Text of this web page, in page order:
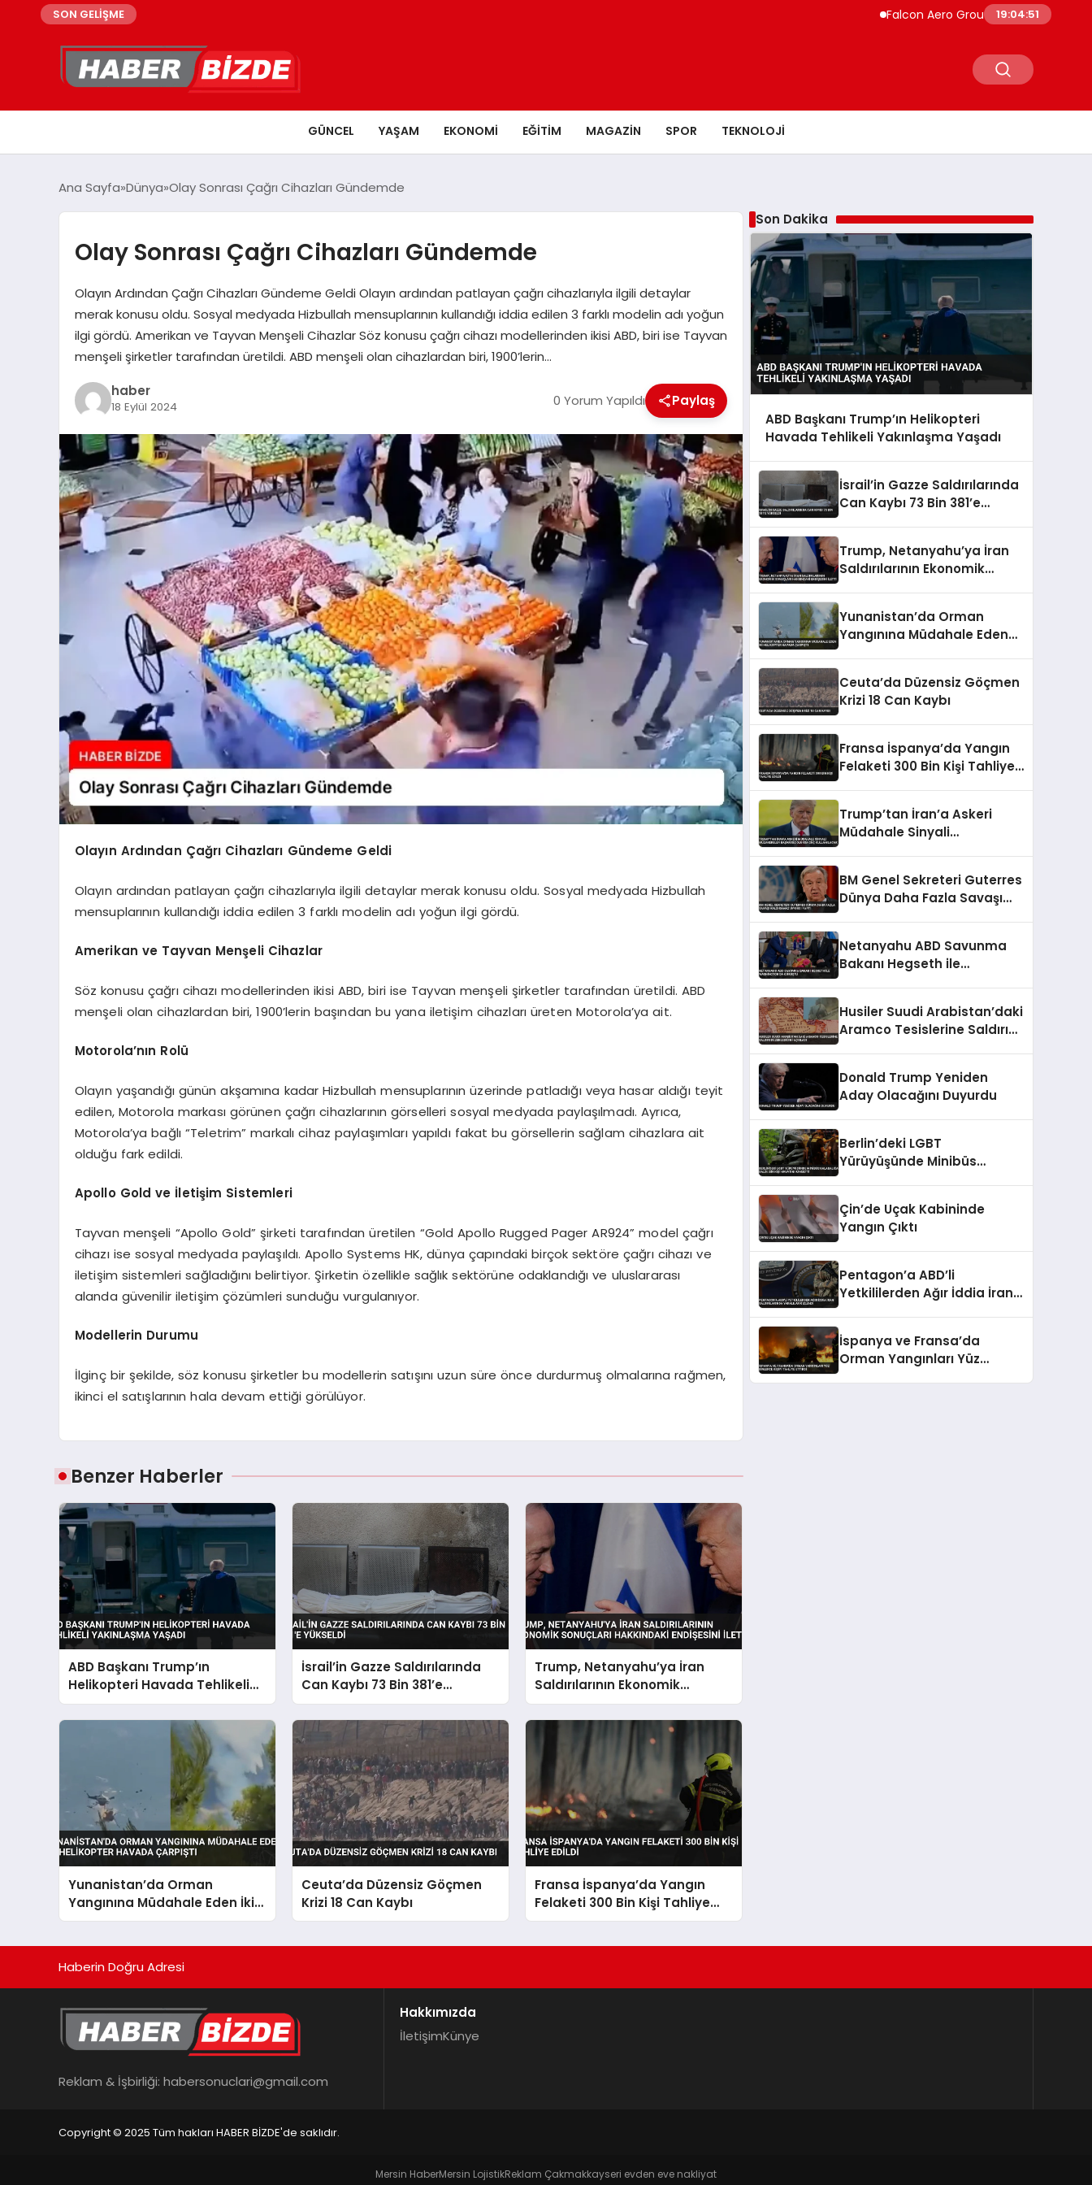
SON GELİŞME Falcon Aero Group, Küresel Havacılık
19:04:52
GÜNCEL YAŞAM EKONOMI EĞITIM MAGAZIN SPOR TEKNOLOJI
Ana Sayfa Dünya Olay Sonrası Çağrı Cihazları Gündemde
Olay Sonrası Çağrı Cihazları Gündemde
Olayın Ardından Çağrı Cihazları Gündeme Geldi Olayın ardından patlayan çağrı cihazlarıyla ilgili detaylar
merak konusu oldu. Sosyal medyada Hizbullah mensuplarının kullandığı iddia edilen 3 farklı modelin adı yoğun
ilgi gördü. Amerikan ve Tayvan Menşeli Cihazlar Söz konusu çağrı cihazı modellerinden ikisi ABD, biri ise Tayvan
menşeli şirketler tarafından üretildi. ABD menşeli olan cihazlardan biri, 1900’lerin…
haber
18 Eylül 2024 0 Yorum Yapıldı Paylaş
Olayın Ardından Çağrı Cihazları Gündeme Geldi
Olayın ardından patlayan çağrı cihazlarıyla ilgili detaylar merak konusu oldu. Sosyal medyada Hizbullah
mensuplarının kullandığı iddia edilen 3 farklı modelin adı yoğun ilgi gördü.
Amerikan ve Tayvan Menşeli Cihazlar
Söz konusu çağrı cihazı modellerinden ikisi ABD, biri ise Tayvan menşeli şirketler tarafından üretildi. ABD
menşeli olan cihazlardan biri, 1900’lerin başından bu yana iletişim cihazları üreten Motorola’ya ait.
Motorola’nın Rolü
Olayın yaşandığı günün akşamına kadar Hizbullah mensuplarının üzerinde patladığı veya hasar aldığı teyit
edilen, Motorola markası görünen çağrı cihazlarının görselleri sosyal medyada paylaşılmadı. Ayrıca,
Motorola’ya bağlı “Teletrim” markalı cihaz paylaşımları yapıldı fakat bu görsellerin sağlam cihazlara ait
olduğu fark edildi.
Apollo Gold ve İletişim Sistemleri
Tayvan menşeli “Apollo Gold” şirketi tarafından üretilen “Gold Apollo Rugged Pager AR924” model çağrı
cihazı ise sosyal medyada paylaşıldı. Apollo Systems HK, dünya çapındaki birçok sektöre çağrı cihazı ve
iletişim sistemleri sağladığını belirtiyor. Şirketin özellikle sağlık sektörüne odaklandığı ve uluslararası
alanda güvenilir iletişim çözümleri sunduğu vurgulanıyor.
Modellerin Durumu
İlginç bir şekilde, söz konusu şirketler bu modellerin satışını uzun süre önce durdurmuş olmalarına rağmen,
ikinci el satışlarının hala devam ettiği görülüyor.
Benzer Haberler
ABD Başkanı Trump’ın
Helikopteri Havada Tehlikeli
Yakınlaşma Yaşadı
İsrail’in Gazze Saldırılarında
Can Kaybı 73 Bin 381’e
Yükseldi
Trump, Netanyahu’ya İran
Saldırılarının Ekonomik
Sonuçları Hakkındaki
Endişesini İletti
Yunanistan’da Orman
Yangınına Müdahale Eden İki
Helikopter Havada Çarpıştı
Ceuta’da Düzensiz Göçmen
Krizi 18 Can Kaybı
Fransa İspanya’da Yangın
Felaketi 300 Bin Kişi Tahliye
Edildi
Son Dakika
ABD Başkanı Trump’ın Helikopteri
Havada Tehlikeli Yakınlaşma Yaşadı
İsrail’in Gazze Saldırılarında
Can Kaybı 73 Bin 381’e
Trump, Netanyahu’ya İran
Saldırılarının Ekonomik
Yunanistan’da Orman
Yangınına Müdahale Eden
Ceuta’da Düzensiz Göçmen
Krizi 18 Can Kaybı
Fransa İspanya’da Yangın
Felaketi 300 Bin Kişi Tahliye
Trump’tan İran’a Askeri
Müdahale Sinyali
BM Genel Sekreteri Guterres
Dünya Daha Fazla Savaşı
Netanyahu ABD Savunma
Bakanı Hegseth ile
Husiler Suudi Arabistan’daki
Aramco Tesislerine Saldırı
Donald Trump Yeniden
Aday Olacağını Duyurdu
Berlin’deki LGBT
Yürüyüşünde Minibüs
Çin’de Uçak Kabininde
Yangın Çıktı
Pentagon’a ABD’li
Yetkililerden Ağır İddia İran
İspanya ve Fransa’da
Orman Yangınları Yüz
Haberin Doğru Adresi
Reklam & İşbirliği: habersonuclari@gmail.com
Hakkımızda
İletişimKünye
Copyright © 2025 Tüm hakları HABER BİZDE'de saklıdır.
Mersin HaberMersin LojistikReklam Çakmakkayseri evden eve nakliyat